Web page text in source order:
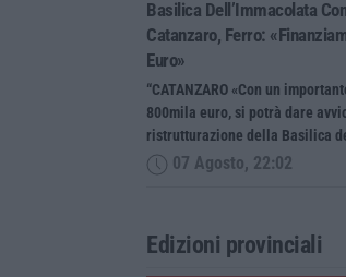
Basilica Dell’Immacolata
Catanzaro, Ferro:
Euro»
“CATANZARO «Con un
800mila euro, si potrà dare
ristrutturazione della Basilica
07 Agosto, 22:02
Edizioni provinciali